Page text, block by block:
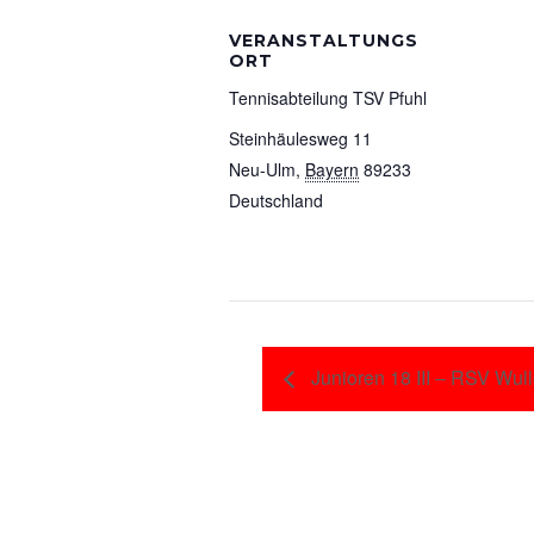
VERANSTALTUNGS
ORT
Tennisabteilung TSV Pfuhl
Steinhäulesweg 11
Neu-Ulm, Bayern 89233
Deutschland
Junioren 18 III – RSV